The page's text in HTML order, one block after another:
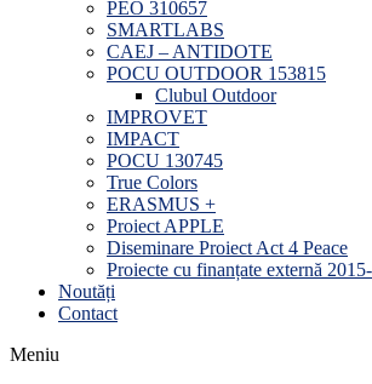
PEO 310657
SMARTLABS
CAEJ – ANTIDOTE
POCU OUTDOOR 153815
Clubul Outdoor
IMPROVET
IMPACT
POCU 130745
True Colors
ERASMUS +
Proiect APPLE
Diseminare Proiect Act 4 Peace
Proiecte cu finanțate externă
Noutăți
Contact
Meniu